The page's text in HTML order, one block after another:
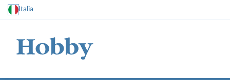
Italia